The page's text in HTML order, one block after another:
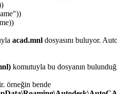
acad.mnl dosyasını buluyor.
komutuyla bu dosyanın
örneğin bende